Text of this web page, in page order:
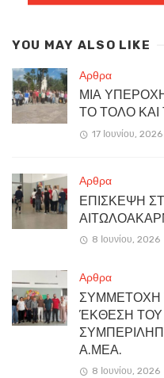
YOU MAY ALSO LIKE
Αρθρα
ΜΙΑ
ΤΟ ΤΟΛΟ ΚΑΙ
17 Ιουνίου, 2026
Αρθρα
ΕΠΙΣΚΕΨΗ
8 Ιουνίου, 2026
Αρθρα
ΣΥΜΜΕΤΟΧΗ
ΈΚΘΕΣΗ ΤΟΥ
Α.ΜΕΑ.
8 Ιουνίου, 2026